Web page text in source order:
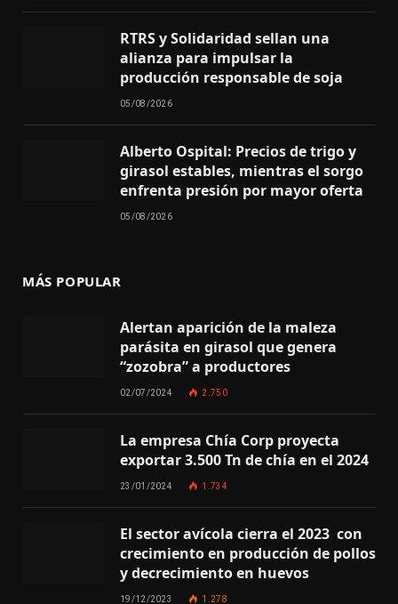
RTRS y Solidaridad sellan una
alianza para impulsar la
producción responsable de soja
05/08/2026
Alberto Ospital: Precios de trigo y
girasol estables, mientras el sorgo
enfrenta presión por mayor oferta
05/08/2026
MÁS POPULAR
Alertan aparición de la maleza
parásita en girasol que genera
“zozobra” a productores
02/07/2024 2.750
La empresa Chía Corp proyecta
exportar 3.500 Tn de chía en el 2024
23/01/2024 1.734
El sector avícola cierra el 2023 con
crecimiento en producción de pollos
y decrecimiento en huevos
19/12/2023 1.278